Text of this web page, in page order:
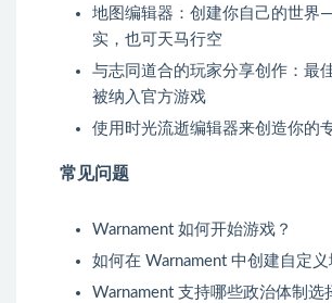
地图编辑器：创建你自己的世界
实，也可天马行空
与志同道合的玩家分享创作：最
被纳入官方游戏
使用时光流逝编辑器来创造你的
常见问题
Warnament 如何开始游戏？
如何在 Warnament 中创建自定义
Warnament 支持哪些政治体制选